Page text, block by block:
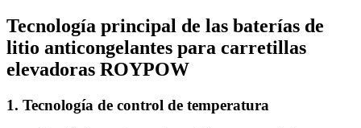
Tecnología principal de las baterías de
litio anticongelantes para carretillas
elevadoras ROYPOW
1. Tecnología de control de temperatura